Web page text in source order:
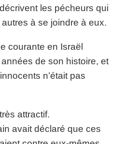
les pécheurs qui
autres à se joindre à eux.
courante en Israël
de son histoire, et
n’était pas
attractif.
avait déclaré que ces